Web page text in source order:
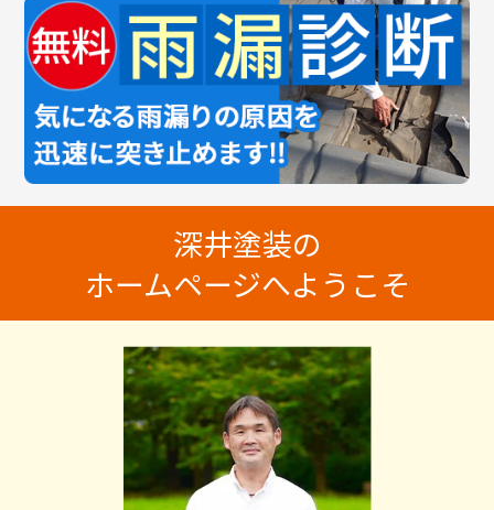
深井塗装の
ホームページへようこそ